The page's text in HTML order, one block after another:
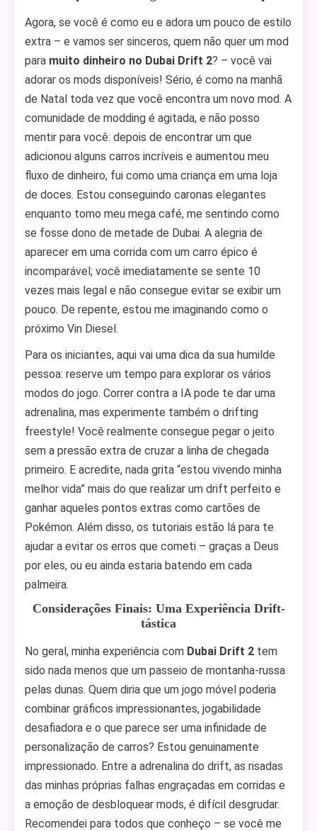
Agora, se você é como eu e adora um pouco de estilo
extra – e vamos ser sinceros, quem não quer um mod
para muito dinheiro no Dubai Drift 2? – você vai
adorar os mods disponíveis! Sério, é como na manhã
de Natal toda vez que você encontra um novo mod. A
comunidade de modding é agitada, e não posso
mentir para você: depois de encontrar um que
adicionou alguns carros incríveis e aumentou meu
fluxo de dinheiro, fui como uma criança em uma loja
de doces. Estou conseguindo caronas elegantes
enquanto tomo meu mega café, me sentindo como
se fosse dono de metade de Dubai. A alegria de
aparecer em uma corrida com um carro épico é
incomparável; você imediatamente se sente 10
vezes mais legal e não consegue evitar se exibir um
pouco. De repente, estou me imaginando como o
próximo Vin Diesel.
Para os iniciantes, aqui vai uma dica da sua humilde
pessoa: reserve um tempo para explorar os vários
modos do jogo. Correr contra a IA pode te dar uma
adrenalina, mas experimente também o drifting
freestyle! Você realmente consegue pegar o jeito
sem a pressão extra de cruzar a linha de chegada
primeiro. E acredite, nada grita “estou vivendo minha
melhor vida” mais do que realizar um drift perfeito e
ganhar aqueles pontos extras como cartões de
Pokémon. Além disso, os tutoriais estão lá para te
ajudar a evitar os erros que cometi – graças a Deus
por eles, ou eu ainda estaria batendo em cada
palmeira.
Considerações Finais: Uma Experiência Drift-
tástica
No geral, minha experiência com Dubai Drift 2 tem
sido nada menos que um passeio de montanha-russa
pelas dunas. Quem diria que um jogo móvel poderia
combinar gráficos impressionantes, jogabilidade
desafiadora e o que parece ser uma infinidade de
personalização de carros? Estou genuinamente
impressionado. Entre a adrenalina do drift, as risadas
das minhas próprias falhas engraçadas em corridas e
a emoção de desbloquear mods, é difícil desgrudar.
Recomendei para todos que conheço – se você me